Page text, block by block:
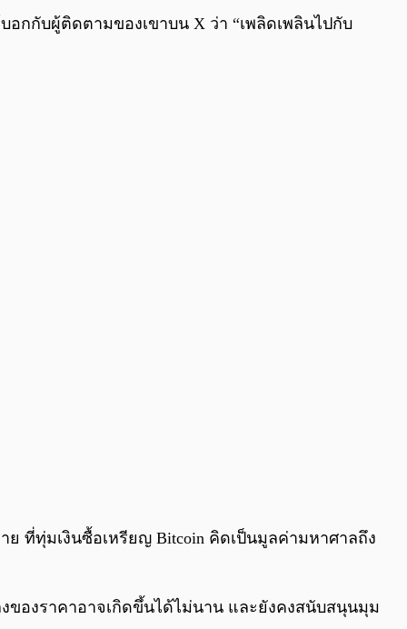
กกับผู้ติดตามของเขาบน X ว่า “เพลิดเพลินไปกับ
ย ที่ทุ่มเงินซื้อเหรียญ Bitcoin คิดเป็นมูลค่ามหาศาลถึง
ของราคาอาจเกิดขึ้นได้ไม่นาน และยังคงสนับสนุนมุม